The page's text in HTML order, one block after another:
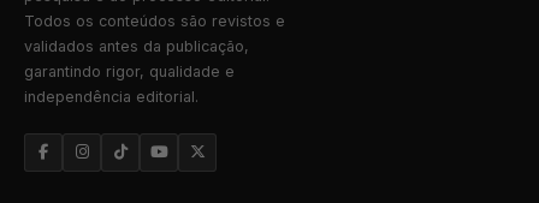
Todos os conteúdos são revistos e
validados antes da publicação,
garantindo rigor, qualidade e
independência editorial.